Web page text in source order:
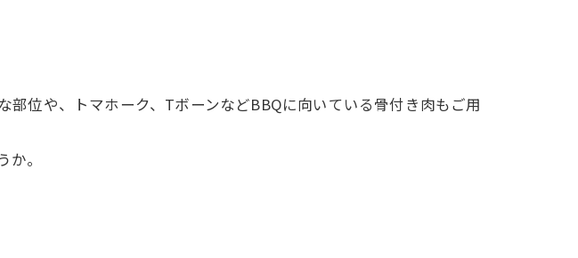
位や、トマホーク、TボーンなどBBQに向いている骨付き肉もご用
。